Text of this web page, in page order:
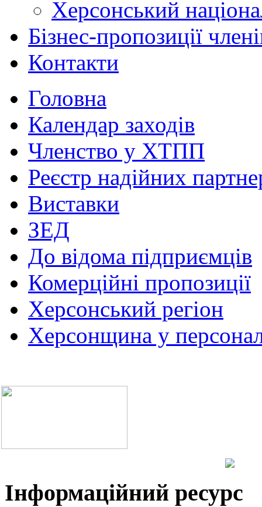
Херсонський
Бізнес-пропозиції
Контакти
Головна
Календар заходів
Членство у ХТПП
Реєстр надійних
Виставки
ЗЕД
До відома підприємців
Комерційні пропозиції
Херсонський регіон
Херсонщина у
Інформаційний ресурс